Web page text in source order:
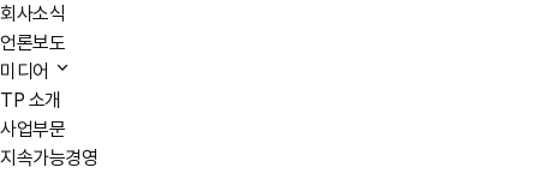
회사소식
언론보도
미디어
TP 소개
사업부문
지속가능경영